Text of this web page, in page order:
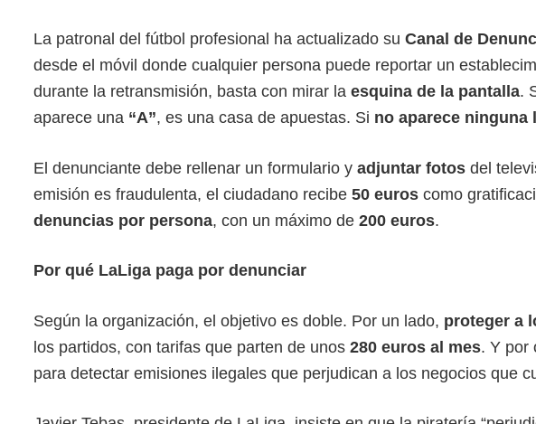
La patronal del fútbol profesional ha actualizado su Canal de
desde el móvil donde cualquier persona puede reportar un
durante la retransmisión, basta con mirar la esquina de la pantalla.
aparece una “A”, es una casa de apuestas. Si no aparece ninguna
El denunciante debe rellenar un formulario y adjuntar fotos del
emisión es fraudulenta, el ciudadano recibe 50 euros como
denuncias por persona, con un máximo de 200 euros.
Por qué LaLiga paga por denunciar
Según la organización, el objetivo es doble. Por un lado, proteger a
los partidos, con tarifas que parten de unos 280 euros al mes. Y por
para detectar emisiones ilegales que perjudican a los negocios que